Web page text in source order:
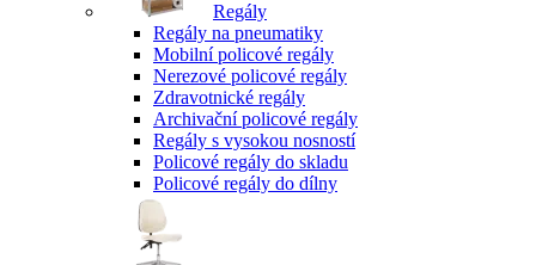
Regály
Regály na pneumatiky
Mobilní policové regály
Nerezové policové regály
Zdravotnické regály
Archivační policové regály
Regály s vysokou nosností
Policové regály do skladu
Policové regály do dílny